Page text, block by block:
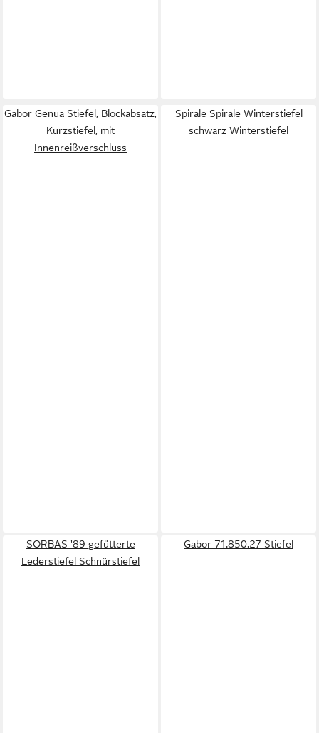
Gabor Genua Stiefel, Blockabsatz,
Kurzstiefel, mit
Innenreißverschluss
Spirale Spirale Winterstiefel
schwarz Winterstiefel
SORBAS '89 gefütterte
Lederstiefel Schnürstiefel
Gabor 71.850.27 Stiefel